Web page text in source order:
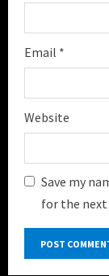
Email *
Website
Save my
for the